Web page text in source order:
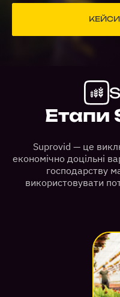
Етапи
Suprovid — це
економічно доцільні
господарству
використовувати